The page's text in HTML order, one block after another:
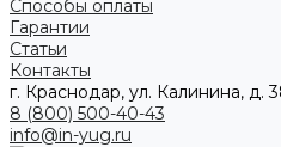
Способы оплаты
Гарантии
Статьи
Контакты
г. Краснодар, ул. Калинина, д.
8 (800) 500-40-43
info@in-yug.ru